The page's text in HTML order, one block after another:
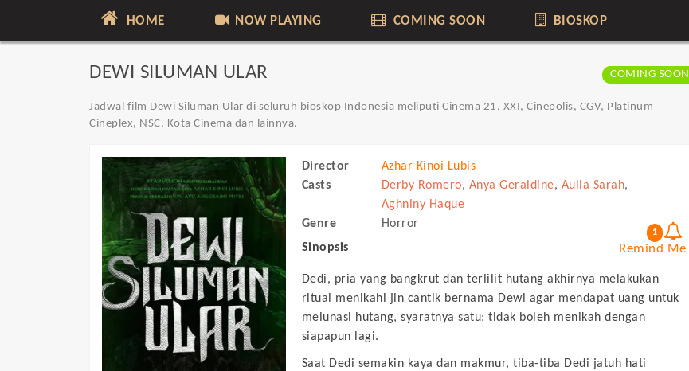
HOME NOW PLAYING COMING SOON BIOSKOP
DEWI SILUMAN ULAR COMING SOON
Jadwal film Dewi Siluman Ular di seluruh bioskop Indonesia meliputi Cinema 21, XXI, Cinepolis, CGV, Platinum
Cineplex, NSC, Kota Cinema dan lainnya.
Director
Azhar Kinoi Lubis
Casts
Derby Romero, Anya Geraldine, Aulia Sarah,
Aghniny Haque
Genre
Horror
1
Remind Me
Sinopsis
Dedi, pria yang bangkrut dan terlilit hutang akhirnya melakukan
ritual menikahi jin cantik bernama Dewi agar mendapat uang untuk
melunasi hutang, syaratnya satu: tidak boleh menikah dengan
siapapun lagi.
Saat Dedi semakin kaya dan makmur, tiba-tiba Dedi jatuh hati